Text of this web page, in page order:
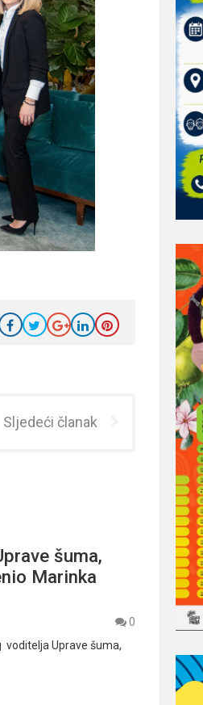
Sljedeći članak
šuma,
Marinka
0
voditelja Uprave šuma,